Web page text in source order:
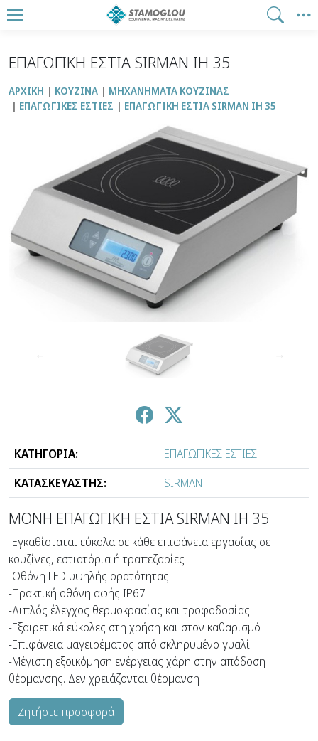
ΕΠΑΓΩΓΙΚΗ ΕΣΤΙΑ SIRMAN ΙΗ 35
ΑΡΧΙΚΉ ΚΟΥΖΙΝΑ
ΜΗΧΑΝΗΜΑΤΑ ΚΟΥΖΙΝΑΣ
ΕΠΑΓΩΓΙΚΕΣ ΕΣΤΙΕΣ
ΕΠΑΓΩΓΙΚΗ ΕΣΤΙΑ SIRMAN ΙΗ 35
↑ ↓
ΚΑΤΗΓΟΡΙΑ:
ΕΠΑΓΩΓΙΚΕΣ ΕΣΤΙΕΣ
ΚΑΤΑΣΚΕΥΑΣΤΗΣ:
SIRMAN
ΜΟΝΗ ΕΠΑΓΩΓΙΚΗ ΕΣΤΙΑ SIRMAN ΙΗ 35
-Εγκαθίσταται εύκολα σε κάθε επιφάνεια εργασίας σε
κουζίνες, εστιατόρια ή τραπεζαρίες
-Οθόνη LED υψηλής ορατότητας
-Πρακτική οθόνη αφής IP67
-Διπλός έλεγχος θερμοκρασίας και τροφοδοσίας
-Εξαιρετικά εύκολες στη χρήση και στον καθαρισμό
-Επιφάνεια μαγειρέματος από σκληρυμένο γυαλί
-Μέγιστη εξοικόμηση ενέργειας χάρη στην απόδοση
θέρμανσης. Δεν χρειάζονται θέρμανση
Ζητήστε προσφορά